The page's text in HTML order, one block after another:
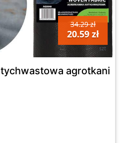
34.29 zł
20.59 zł
szt
agrotkanina